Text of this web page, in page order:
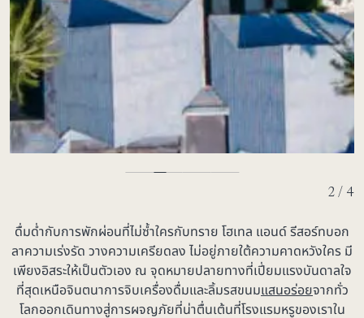
2 / 4
ดื่มด่ำกับการพักผ่อนที่ไม่ซ้ำใครกับทราย โฮเทล แอนด์ รีสอร์ทบอก
ลาความเร่งรัด วางความเครียดลง ไม่อยู่ภายใต้ความคาดหวังใคร มี
เพียงอิสระให้เป็นตัวเอง ณ จุดหมายปลายทางที่เปี่ยมแรงบันดาลใจ
ที่สุดเหนือจินตนาการจิบเครื่องดื่มและลิ้มรสขนมแสนอร่อยจากทั่ว
โลกออกเดินทางสู่การผจญภัยที่น่าตื่นเต้นที่โรงแรมหรูของเราใน